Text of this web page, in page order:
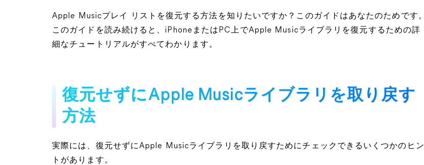
Apple Musicプレイ リストを復元する方法を知りたいですか？このガイドはあなたのためです。
このガイドを読み続けると、iPhoneまたはPC上でApple Musicライブラリを復元するための詳
細なチュートリアルがすべてわかります。
復元せずにApple Musicライブラリを取り戻す
方法
実際には、復元せずにApple Musicライブラリを取り戻すためにチェックできるいくつかのヒン
トがあります。